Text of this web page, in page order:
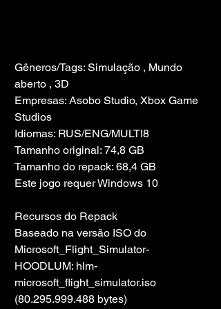
Gêneros/Tags: Simulação , Mundo
aberto , 3D
Empresas: Asobo Studio, Xbox Game
Studios
Idiomas: RUS/ENG/MULTI8
Tamanho original: 74,8 GB
Tamanho do repack: 68,4 GB
Este jogo requer Windows 10
Recursos do Repack
Baseado na versão ISO do
Microsoft_Flight_Simulator-
HOODLUM: hlm-
microsoft_flight_simulator.iso
(80.295.999.488 bytes)